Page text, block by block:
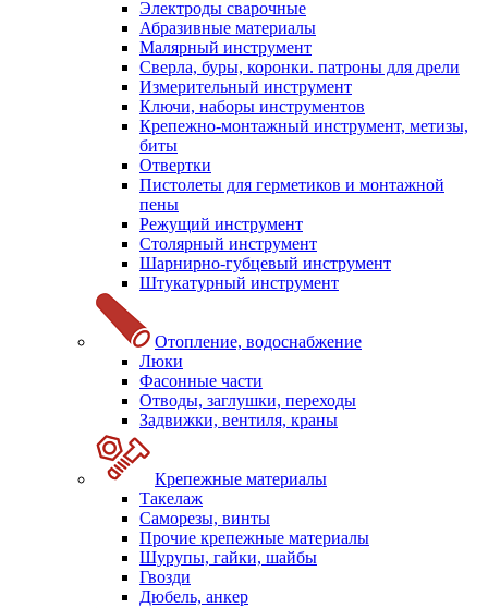
Электроды сварочные
Абразивные материалы
Малярный инструмент
Сверла, буры, коронки. патроны для дрели
Измерительный инструмент
Ключи, наборы инструментов
Крепежно-монтажный инструмент, метизы,
биты
Отвертки
Пистолеты для герметиков и монтажной
пены
Режущий инструмент
Столярный инструмент
Шарнирно-губцевый инструмент
Штукатурный инструмент
Отопление, водоснабжение
Люки
Фасонные части
Отводы, заглушки, переходы
Задвижки, вентиля, краны
Крепежные материалы
Такелаж
Саморезы, винты
Прочие крепежные материалы
Шурупы, гайки, шайбы
Гвозди
Дюбель, анкер